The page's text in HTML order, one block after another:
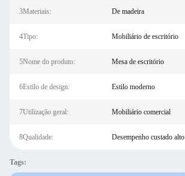
3Materiais: De madeira
4Tipo: Mobiliário de escritório
5Nome do produto: Mesa de escritório
6Estilo de design: Estilo moderno
7Utilização geral: Mobiliário comercial
8Qualidade: Desempenho custado alto
Tags: